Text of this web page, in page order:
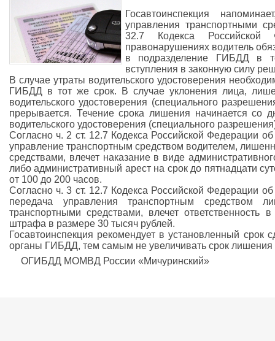
Госавтоинспекция
управления транспортными
32.7 Кодекса Российской
правонарушениях водитель
в подразделение ГИБДД в
вступления в законную силу
В случае утраты водительского удостоверения
ГИБДД в тот же срок. В случае уклонения лица,
водительского удостоверения (специального
прерывается. Течение срока лишения начинается со
водительского удостоверения (специального
Согласно ч. 2 ст. 12.7 Кодекса Российской Федерации
управление транспортным средством водителем,
средствами, влечет наказание в виде
либо административный арест на срок до пятнадцати
от 100 до 200 часов.
Согласно ч. 3 ст. 12.7 Кодекса Российской Федерации
передача управления транспортным средством
транспортными средствами, влечет ответственность
штрафа в размере 30 тысяч рублей.
Госавтоинспекция рекомендует в установленный срок
органы ГИБДД, тем самым не увеличивать срок лишения
ОГИБДД МОМВД России «Мичуринский»